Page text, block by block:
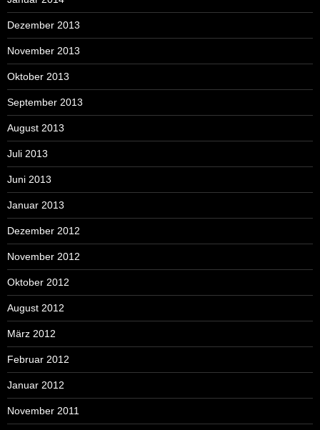
Dezember 2013
November 2013
Oktober 2013
September 2013
August 2013
Juli 2013
Juni 2013
Januar 2013
Dezember 2012
November 2012
Oktober 2012
August 2012
März 2012
Februar 2012
Januar 2012
November 2011